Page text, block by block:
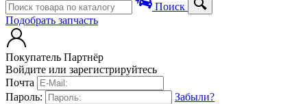
Поиск
Подобрать запчасть
Покупатель Партнёр
Войдите или зарегистрируйтесь
Почта
Пароль:
Забыли?